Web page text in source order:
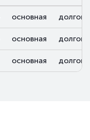
основная
основная
основная